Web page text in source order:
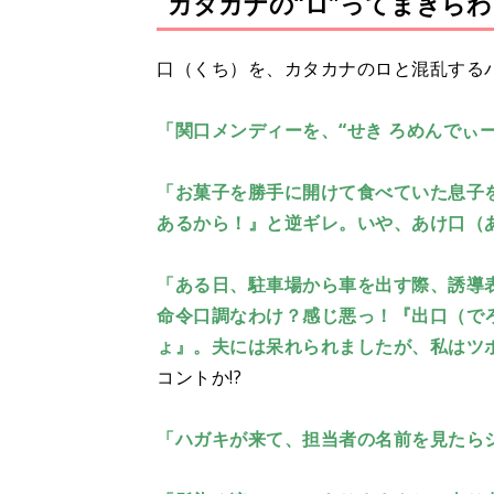
口（くち）を、カタカナのロと混乱する
「関口メンディーを、“せき ろめんでぃ
「お菓子を勝手に開けて食べていた息
あるから！』と逆ギレ。いや、あけ口
「ある日、駐車場から車を出す際、誘
命令口調なわけ？感じ悪っ！『出口（
ょ』。夫には呆れられましたが、私は
コントか!?
「ハガキが来て、担当者の名前を見た